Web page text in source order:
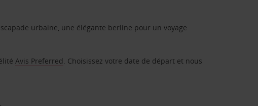
urbaine, une élégante berline pour un voyage
Avis Preferred. Choisissez votre date de départ et nous